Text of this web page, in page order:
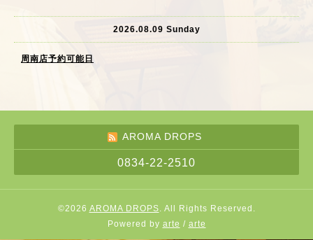
2026.08.09 Sunday
周南店予約可能日
AROMA DROPS
0834-22-2510
©2026 AROMA DROPS. All Rights Reserved.
Powered by arte / arte